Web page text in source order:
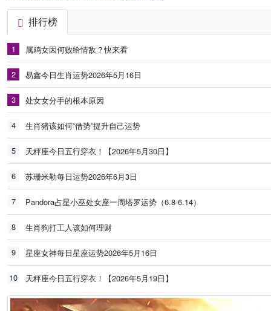
排行榜
1 属鸡女因何败给情敌？快来看
2 易鑫今日生肖运势2026年5月16日
3 处女女分手的根本原因
4 生肖猪该如何“借势”提升自己运势
5 天秤座今日五行穿衣！【2026年5月30日】
6 苏珊米勒每日运势2026年6月3日
7 Pandora占星小巫处女座一周塔罗运势（6.8-6.14）
8 生肖狗打工人该如何理财
9 星座女神每日星座运势2026年5月16日
10 天秤座今日五行穿衣！【2026年5月19日】